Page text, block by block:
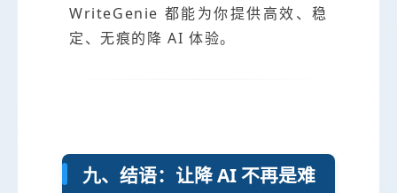
WriteGenie 都能为你提供高效、稳
定、无痕的降 AI 体验。
九、结语：让降 AI 不再是难